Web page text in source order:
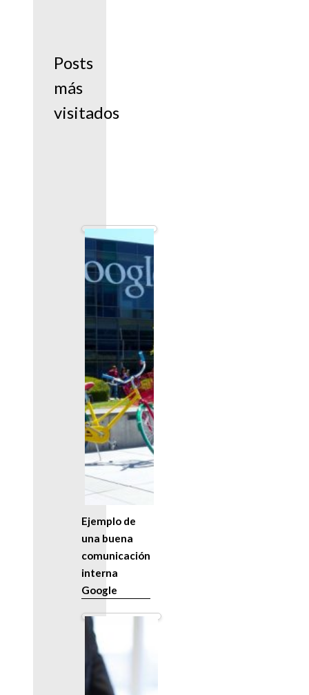
Posts
más
visitados
Ejemplo de
una buena
comunicación
interna
Google